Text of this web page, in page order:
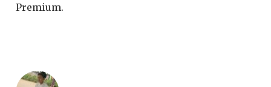
Premium.